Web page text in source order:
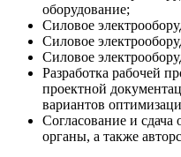
оборудование;
Силовое
Силовое
Силовое
Разработка рабочей
проектной
вариантов
Согласование и сдача
органы, а также